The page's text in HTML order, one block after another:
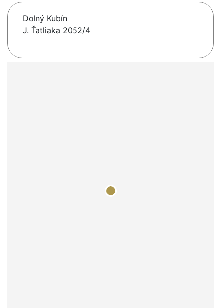
Dolný Kubín
J. Ťatliaka 2052/4